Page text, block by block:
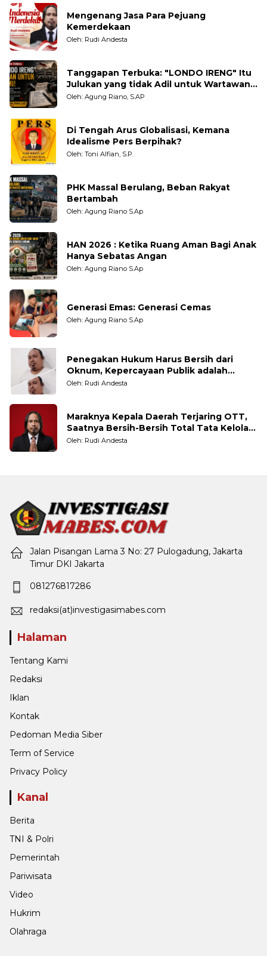
Mengenang Jasa Para Pejuang
Kemerdekaan
Oleh: Rudi Andesta
Tanggapan Terbuka: "LONDO IRENG" Itu
Julukan yang tidak Adil untuk Wartawan,
Pengamat dan LSM
Oleh: Agung Riano, S.AP
Di Tengah Arus Globalisasi, Kemana
Idealisme Pers Berpihak?
Oleh: Toni Alfian, S.P.
PHK Massal Berulang, Beban Rakyat
Bertambah
Oleh: Agung Riano S.Ap
HAN 2026 : Ketika Ruang Aman Bagi Anak
Hanya Sebatas Angan
Oleh: Agung Riano S.Ap
Generasi Emas: Generasi Cemas
Oleh: Agung Riano S.Ap
Penegakan Hukum Harus Bersih dari
Oknum, Kepercayaan Publik adalah
Taruhannya
Oleh: Rudi Andesta
Maraknya Kepala Daerah Terjaring OTT,
Saatnya Bersih-Bersih Total Tata Kelola
Pemerintahan
Oleh: Rudi Andesta
Jalan Pisangan Lama 3 No: 27 Pulogadung, Jakarta
Timur DKI Jakarta
081276817286
redaksi(at)investigasimabes.com
Halaman
Tentang Kami
Redaksi
Iklan
Kontak
Pedoman Media Siber
Term of Service
Privacy Policy
Kanal
Berita
TNI & Polri
Pemerintah
Pariwisata
Video
Hukrim
Olahraga